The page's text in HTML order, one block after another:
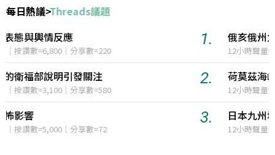
每日熱議>國際政治
1. 俄亥俄州父親為女兒復仇開槍事件
12小時聲量=1,322
2. 荷莫茲海峽協議談判進展與美伊關係動態
12小時聲量=1,031
3.
12小時聲量=761